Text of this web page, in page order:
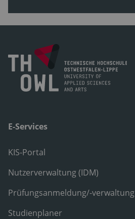
E-Services
KIS-Portal
Nutzerverwaltung (IDM)
Prüfungsanmeldung/-verwaltung
Studienplaner